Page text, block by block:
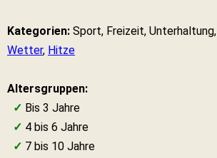
Kategorien: Sport, Freizeit, Unterhaltung,
Wetter, Hitze
Altersgruppen:
✓ Bis 3 Jahre
✓ 4 bis 6 Jahre
✓ 7 bis 10 Jahre